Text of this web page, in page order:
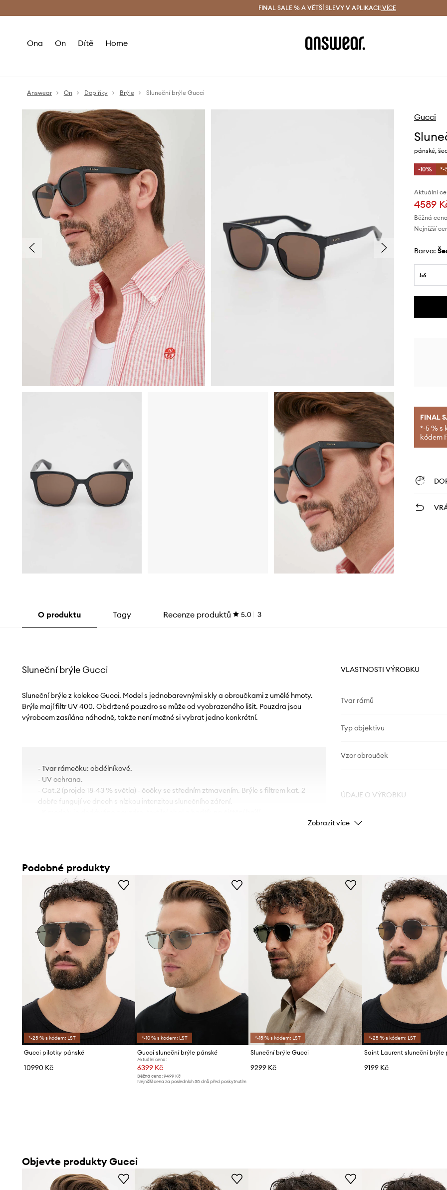
Doručení a vrácení zdarma (od 1800 Kč) Doručení i do 24 h
FINAL SALE % A VĚTŠÍ SLEVY V APLIKACI! VÍCE
Ona On Dítě Home
Answear On Doplňky Brýle Sluneční brýle Gucci
Gucci
pánské,
-10% *-
Aktuální
4589
Běžná
Nejnižší
Barva:
56
FINAL
*-5 % s
kódem
O produktu Tagy Recenze produktů 5.0 3
Sluneční brýle Gucci
Sluneční brýle z kolekce Gucci. Model s jednobarevnými skly a obroučkami z umělé hmoty.
Brýle mají filtr UV 400. Obdržené pouzdro se může od vyobrazeného lišit. Pouzdra jsou
výrobcem zasílána náhodně, takže není možné si vybrat jedno konkrétní.
- Tvar rámečku: obdélníkové.
- UV ochrana.
- Cat.2 (projde 18-43 % světla) - čočky se středním ztmavením. Brýle s filtrem kat. 2
dobře fungují ve dnech s nízkou intenzitou slunečního záření.
VLASTNOSTI VÝROBKU
Tvar rámů
Typ objektivu
Vzor obrouček
ÚDAJE O VÝROBKU
Kód výrobce
Barva
Značka
ID produktu
Zobrazit více
Podobné produkty
*-25 % s kódem: LST
Gucci pilotky pánské
10990 Kč
*-10 % s kódem: LST
Gucci sluneční brýle pánské
Aktuální cena:
6399 Kč
Běžná cena:9499 Kč
Nejnižší cena za posledních 30 dnů před poskytnutím
*-15 % s kódem: LST
Sluneční brýle Gucci
9299 Kč
*-25 % s kódem: LST
Saint Laurent sluneční brýle
9199 Kč
Objevte produkty Gucci